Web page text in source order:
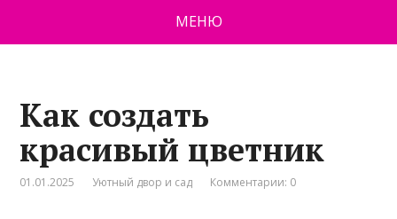
МЕНЮ
Как создать
красивый цветник
01.01.2025 Уютный двор и сад Комментарии: 0